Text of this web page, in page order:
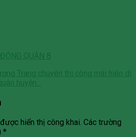
QUẬN 8
Trang chuyên thi công mái hiên di
huyện...
hiển thị công khai. Các trường
*